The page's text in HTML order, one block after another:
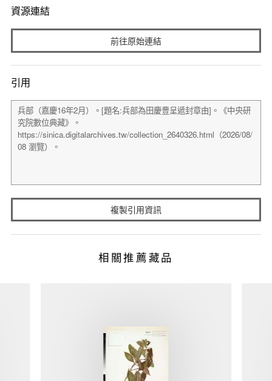
資源連結
前往原始連結
引用
複製引用資訊
相關推薦藏品